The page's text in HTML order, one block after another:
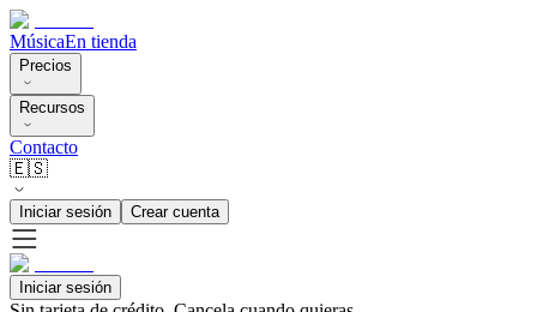
MúsicaEn tienda
Precios
Recursos
Contacto
🇪🇸
Iniciar sesión Crear cuenta
Iniciar sesión